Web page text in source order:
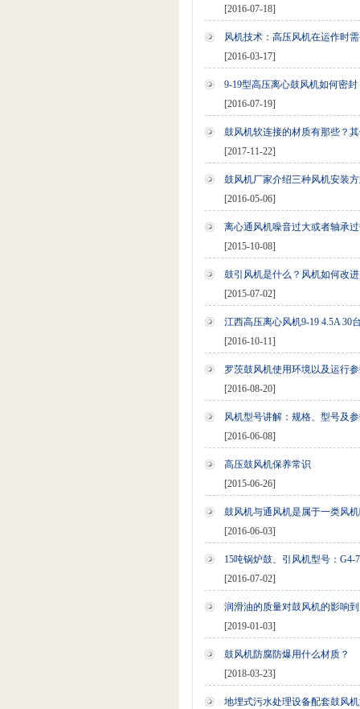
[2016-07-18]
风机技术：高压风机在运作时
[2016-03-17]
9-19型高压离心鼓风机如何密封
[2016-07-19]
鼓风机软连接的材质有那些？
[2017-11-22]
鼓风机厂家介绍三种风机安装
[2016-05-06]
离心通风机噪音过大或者轴承
[2015-10-08]
鼓引风机是什么？风机如何改
[2015-07-02]
江西高压离心风机9-19 4.5A 30
[2016-10-11]
罗茨鼓风机使用环境以及运行
[2016-08-20]
风机型号讲解：规格、型号及
[2016-06-08]
高压鼓风机保养常识
[2015-06-26]
鼓风机与通风机是属于一类风
[2016-06-03]
15吨锅炉鼓、引风机型号：G4-
[2016-07-02]
润滑油的质量对鼓风机的影响
[2019-01-03]
鼓风机防腐防爆用什么材质？
[2018-03-23]
地埋式污水处理设备配套鼓风